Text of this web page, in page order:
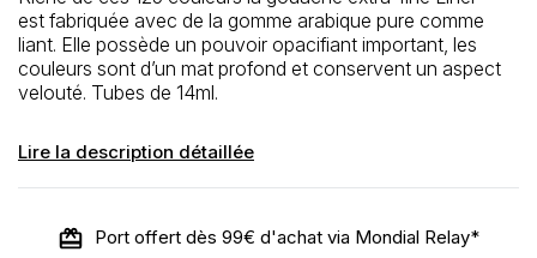
est fabriquée avec de la gomme arabique pure comme
liant. Elle possède un pouvoir opacifiant important, les
couleurs sont d’un mat profond et conservent un aspect
velouté. Tubes de 14ml.
Lire la description détaillée
Port offert dès 99€ d'achat via Mondial Relay*